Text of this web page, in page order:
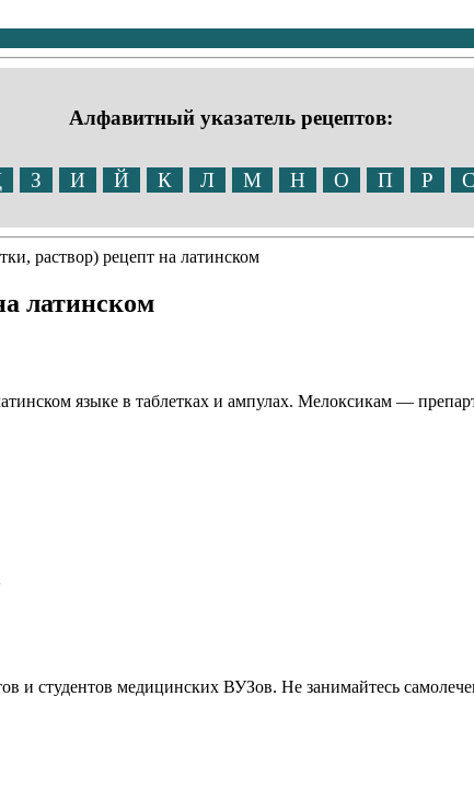
Алфавитный указатель рецептов:
З И Й К Л М Н О П Р С
раствор) рецепт на латинском
латинском
языке в таблетках и ампулах. Мелоксикам —
и студентов медицинских ВУЗов. Не занимайтесь